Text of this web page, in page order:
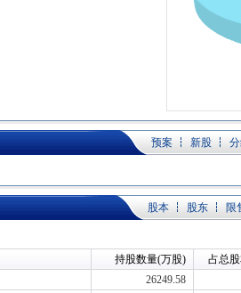
预案 新股
股本 股东 限
持股数量(万股)
占总
26249.58